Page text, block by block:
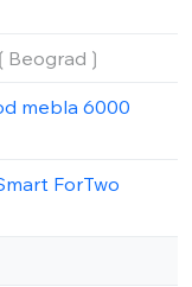
❲Beograd❳
mebla 6000
ForTwo